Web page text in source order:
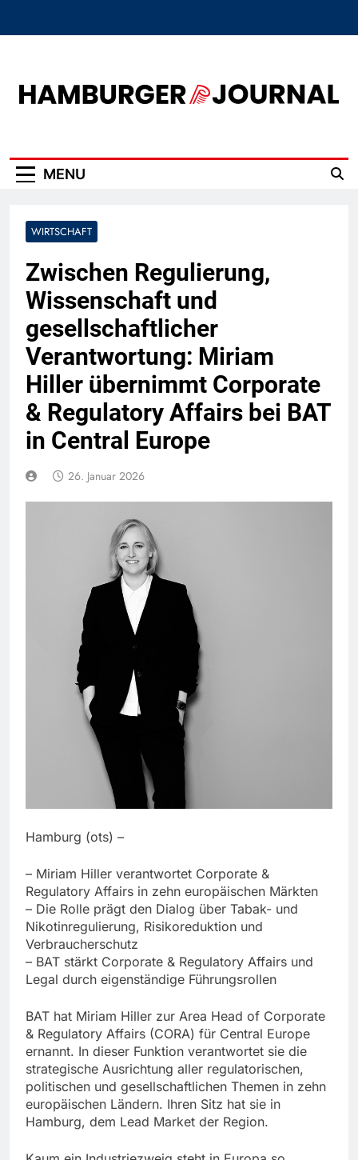
MENU
WIRTSCHAFT
Zwischen Regulierung,
Wissenschaft und
gesellschaftlicher
Verantwortung: Miriam
Hiller übernimmt Corporate
& Regulatory Affairs bei BAT
in Central Europe
26. Januar 2026
Hamburg (ots) –
– Miriam Hiller verantwortet Corporate &
Regulatory Affairs in zehn europäischen Märkten
– Die Rolle prägt den Dialog über Tabak- und
Nikotinregulierung, Risikoreduktion und
Verbraucherschutz
– BAT stärkt Corporate & Regulatory Affairs und
Legal durch eigenständige Führungsrollen
BAT hat Miriam Hiller zur Area Head of Corporate
& Regulatory Affairs (CORA) für Central Europe
ernannt. In dieser Funktion verantwortet sie die
strategische Ausrichtung aller regulatorischen,
politischen und gesellschaftlichen Themen in zehn
europäischen Ländern. Ihren Sitz hat sie in
Hamburg, dem Lead Market der Region.